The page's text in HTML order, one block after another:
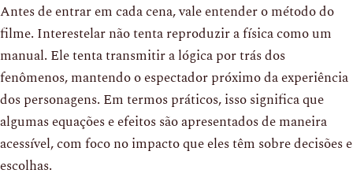
Antes de entrar em cada cena, vale entender o método do
filme. Interestelar não tenta reproduzir a física como um
manual. Ele tenta transmitir a lógica por trás dos
fenômenos, mantendo o espectador próximo da experiência
dos personagens. Em termos práticos, isso significa que
algumas equações e efeitos são apresentados de maneira
acessível, com foco no impacto que eles têm sobre decisões e
escolhas.